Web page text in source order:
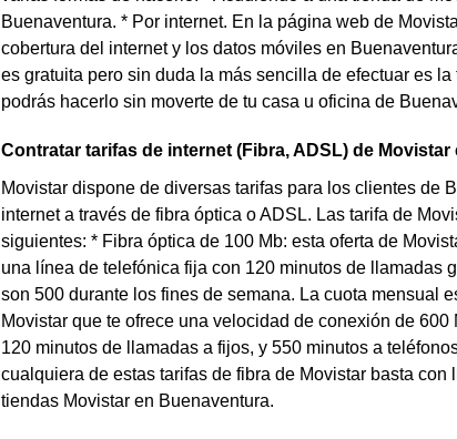
Buenaventura. * Por internet. En la página web de
cobertura del internet y los datos móviles en
es gratuita pero sin duda la más sencilla de efectuar es
podrás hacerlo sin moverte de tu casa u oficina de
Contratar tarifas de internet (Fibra, ADSL) de
Movistar dispone de diversas tarifas para los clientes de
internet a través de fibra óptica o ADSL. Las tarifa de
siguientes: * Fibra óptica de 100 Mb: esta oferta de
una línea de telefónica fija con 120 minutos de llamadas
son 500 durante los fines de semana. La cuota mensual
Movistar que te ofrece una velocidad de conexión de
120 minutos de llamadas a fijos, y 550 minutos a
cualquiera de estas tarifas de fibra de Movistar basta
tiendas Movistar en Buenaventura.